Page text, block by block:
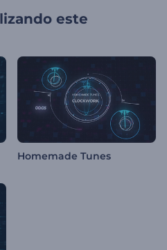
este
Homemade Tunes